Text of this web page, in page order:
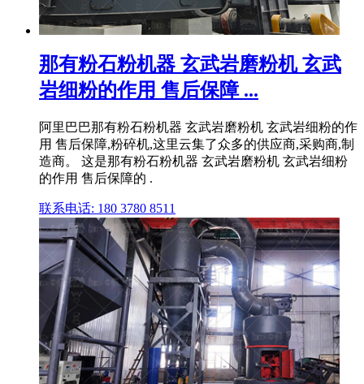
那有粉石粉机器 玄武岩磨粉机 玄武
岩细粉的作用 售后保障 ...
阿里巴巴那有粉石粉机器 玄武岩磨粉机 玄武岩细粉的作
用 售后保障,粉碎机,这里云集了众多的供应商,采购商,制
造商。 这是那有粉石粉机器 玄武岩磨粉机 玄武岩细粉
的作用 售后保障的 .
联系电话: 180 3780 8511